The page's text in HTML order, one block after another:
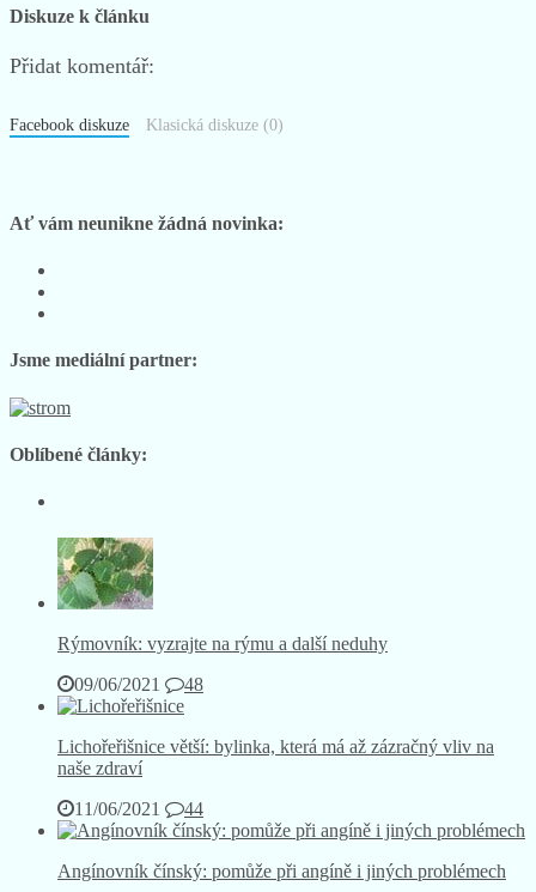
Diskuze k článku
Přidat komentář:
Facebook diskuze Klasická diskuze (0)
Ať vám neunikne žádná novinka:
Instagramu
na
Jsme mediální partner:
Oblíbené články:
Rýmovník: vyzrajte na rýmu a další neduhy
09/06/2021
48
Lichořeřišnice větší: bylinka, která má až zázračný vliv na
naše zdraví
11/06/2021
44
Angínovník čínský: pomůže při angíně i jiných problémech